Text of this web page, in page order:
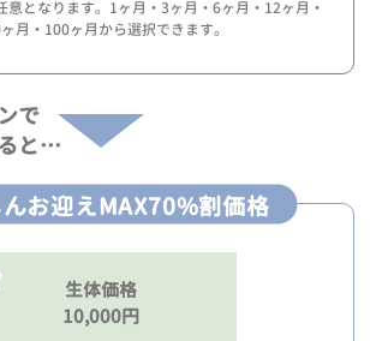
となります。1ヶ月・3ヶ月・6ヶ月・12ヶ月・
月・100ヶ月から選択できます。
で
と…
お迎えMAX70%割価格
生体価格
10,000円